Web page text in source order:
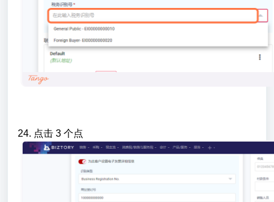
24. 点击 3 个点